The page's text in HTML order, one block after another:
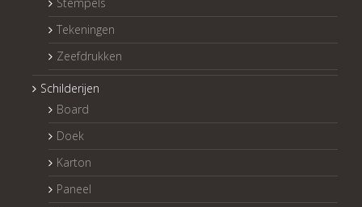
Stempels
Tekeningen
Zeefdrukken
Schilderijen
Board
Doek
Karton
Paneel